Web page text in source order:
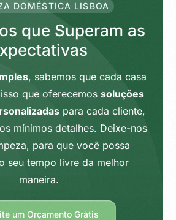
DOMÉSTICA LISBOA
os que Superam as
xpectativas
, sabemos que cada casa
que oferecemos soluções
para cada cliente,
mínimos detalhes. Deixe-nos
para que você possa
seu tempo livre da melhor
maneira.
um Orçamento Grátis